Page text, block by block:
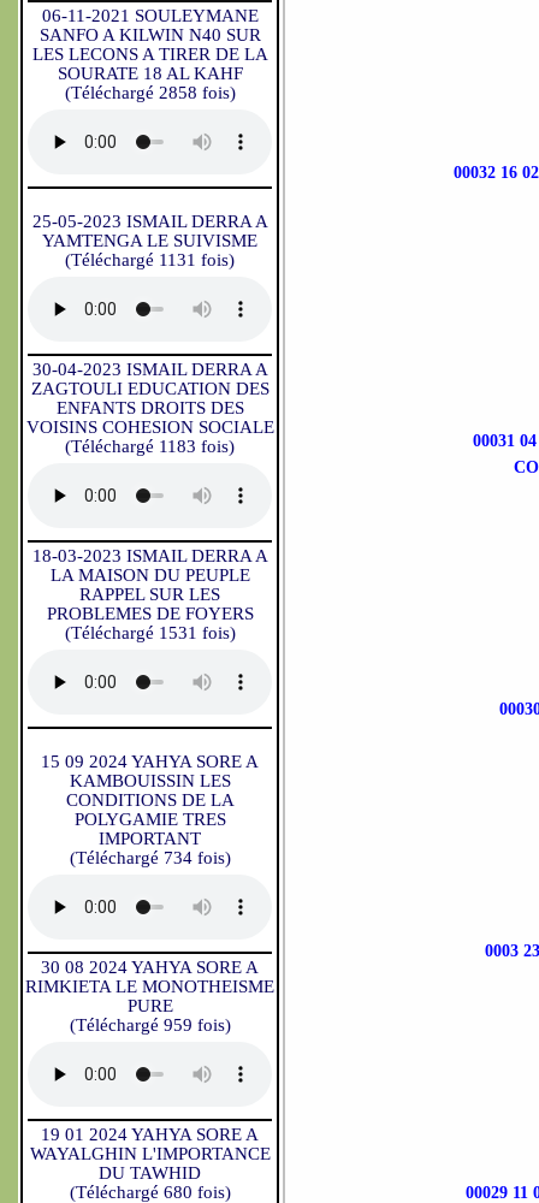
06-11-2021 SOULEYMANE
SANFO A KILWIN N40 SUR
LES LECONS A TIRER DE LA
SOURATE 18 AL KAHF
(Téléchargé 2858 fois)
25-05-2023 ISMAIL DERRA A
YAMTENGA LE SUIVISME
(Téléchargé 1131 fois)
30-04-2023 ISMAIL DERRA A
ZAGTOULI EDUCATION DES
ENFANTS DROITS DES
VOISINS COHESION SOCIALE
(Téléchargé 1183 fois)
18-03-2023 ISMAIL DERRA A
LA MAISON DU PEUPLE
RAPPEL SUR LES
PROBLEMES DE FOYERS
(Téléchargé 1531 fois)
15 09 2024 YAHYA SORE A
KAMBOUISSIN LES
CONDITIONS DE LA
POLYGAMIE TRES
IMPORTANT
(Téléchargé 734 fois)
30 08 2024 YAHYA SORE A
RIMKIETA LE MONOTHEISME
PURE
(Téléchargé 959 fois)
19 01 2024 YAHYA SORE A
WAYALGHIN L'IMPORTANCE
DU TAWHID
(Téléchargé 680 fois)
00032 16
00031
0003
00029 11